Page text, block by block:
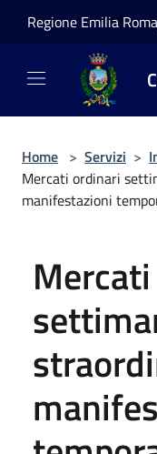
Regione Emilia
Home > Servizi >
Mercati ordinari
manifestazioni